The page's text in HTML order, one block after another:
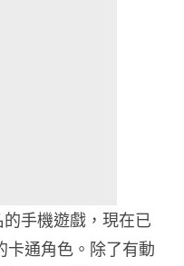
手機遊戲，現在已
卡通角色。除了有動